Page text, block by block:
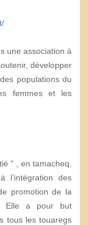
une association à
développer
populations du
femmes et les
" , en tamacheq,
l’intégration des
promotion de la
Elle a pour but
tous les touaregs